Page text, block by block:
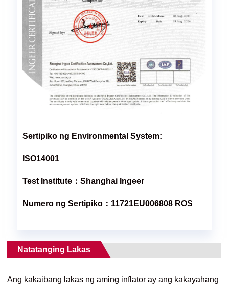
Sertipiko ng Environmental System:
ISO14001
Test Institute：Shanghai Ingeer
Numero ng Sertipiko：11721EU006808 ROS
Natatanging Lakas
Ang kakaibang lakas ng aming inflator ay ang kakayahang